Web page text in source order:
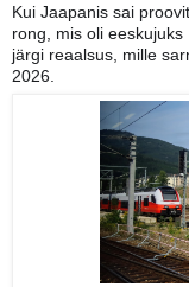
Kui Jaapanis sai
rong, mis oli
järgi reaalsus, mille
2026.